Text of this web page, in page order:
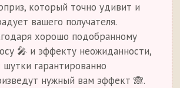
который точно удивит и
вашего получателя.
хорошо подобранному
🎤 и эффекту неожиданности,
шутки гарантированно
нужный вам эффект 🙈.